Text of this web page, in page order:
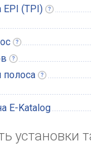
EPI (TPI)
полоса
E-Katalog
установки